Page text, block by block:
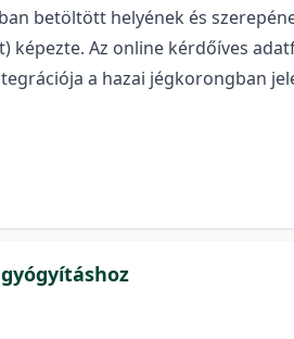
betöltött helyének és
Az online kérdőíves
a hazai jégkorongban